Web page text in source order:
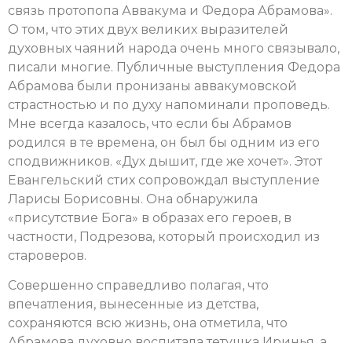
связь протопопа Аввакума и Федора Абрамова».
О том, что этих двух великих выразителей
духовных чаяний народа очень много связывало,
писали многие. Публичные выступления Федора
Абрамова были пронизаны аввакумовской
страстностью и по духу напоминали проповедь.
Мне всегда казалось, что если бы Абрамов
родился в те времена, он был бы одним из его
сподвижников. «Дух дышит, где же хочет». Этот
Евангельский стих сопровождал выступление
Ларисы Борисовны. Она обнаружила
«присутствие Бога» в образах его героев, в
частности, Подрезова, который происходил из
староверов.
Совершенно справедливо полагая, что
впечатления, вынесенные из детства,
сохраняются всю жизнь, она отметила, что